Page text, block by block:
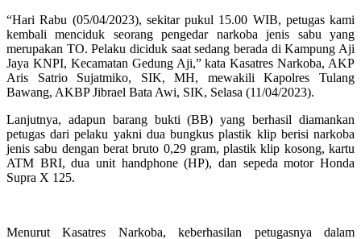
“Hari Rabu (05/04/2023), sekitar pukul 15.00 WIB, petugas kami
kembali menciduk seorang pengedar narkoba jenis sabu yang
merupakan TO. Pelaku diciduk saat sedang berada di Kampung Aji
Jaya KNPI, Kecamatan Gedung Aji,” kata Kasatres Narkoba, AKP
Aris Satrio Sujatmiko, SIK, MH, mewakili Kapolres Tulang
Bawang, AKBP Jibrael Bata Awi, SIK, Selasa (11/04/2023).
Lanjutnya, adapun barang bukti (BB) yang berhasil diamankan
petugas dari pelaku yakni dua bungkus plastik klip berisi narkoba
jenis sabu dengan berat bruto 0,29 gram, plastik klip kosong, kartu
ATM BRI, dua unit handphone (HP), dan sepeda motor Honda
Supra X 125.
Menurut Kasatres Narkoba, keberhasilan petugasnya dalam